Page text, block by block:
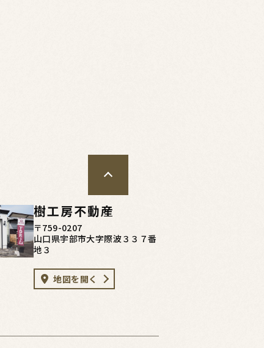
樹工房不動産
〒759-0207
山口県宇部市大字際波３３７番
地３
地図を開く